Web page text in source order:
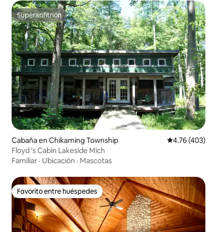
Superanfitrión
Superanfitrión
Cabaña en Chikaming Township Calificación
4.76 (403)
Floyd 's Cabin Lakeside Mich
Familiar · Ubicación · Mascotas
Favorito entre huéspedes
Favorito entre huéspedes